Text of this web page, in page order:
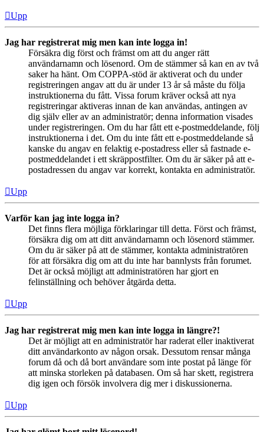
Upp
Jag har registrerat mig men kan inte logga in!
Försäkra dig först och främst om att du anger rätt
användarnamn och lösenord. Om de stämmer så kan en av två
saker ha hänt. Om COPPA-stöd är aktiverat och du under
registreringen angav att du är under 13 år så måste du följa
instruktionerna du fått. Vissa forum kräver också att nya
registreringar aktiveras innan de kan användas, antingen av
dig själv eller av an administratör; denna information visades
under registreringen. Om du har fått ett e-postmeddelande, följ
instruktionerna i det. Om du inte fått ett e-postmeddelande så
kanske du angav en felaktig e-postadress eller så fastnade e-
postmeddelandet i ett skräppostfilter. Om du är säker på att e-
postadressen du angav var korrekt, kontakta en administratör.
Upp
Varför kan jag inte logga in?
Det finns flera möjliga förklaringar till detta. Först och främst,
försäkra dig om att ditt användarnamn och lösenord stämmer.
Om du är säker på att de stämmer, kontakta administratören
för att försäkra dig om att du inte har bannlysts från forumet.
Det är också möjligt att administratören har gjort en
felinställning och behöver åtgärda detta.
Upp
Jag har registrerat mig men kan inte logga in längre?!
Det är möjligt att en administratör har raderat eller inaktiverat
ditt användarkonto av någon orsak. Dessutom rensar många
forum då och då bort användare som inte postat på länge för
att minska storleken på databasen. Om så har skett, registrera
dig igen och försök involvera dig mer i diskussionerna.
Upp